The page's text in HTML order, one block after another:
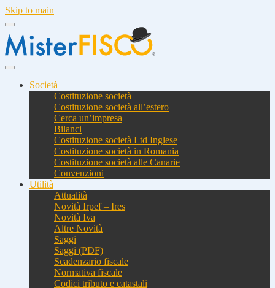
Skip to main
Società
Costituzione società
Costituzione società all’estero
Cerca un’impresa
Bilanci
Costituzione società Ltd Inglese
Costituzione società in Romania
Costituzione società alle Canarie
Convenzioni
Utilità
Attualità
Novità Irpef – Ires
Novità Iva
Altre Novità
Saggi
Saggi (PDF)
Scadenzario fiscale
Normativa fiscale
Codici tributo e catastali